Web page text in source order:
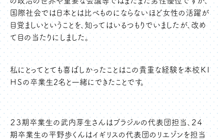
国際社会では日本とは比べものにならないほど女性の活躍が
目覚ましいということを、知ってはいるつもりでいましたが、改め
て目の当たりにしました。
私にとってとても喜ばしかったことはこの貴重な経験を本校ＫＩ
ＨＳの卒業生2名と一緒にできたことです。
２３期卒業生の武内芽生さんはブラジルの代表団担当、２４
期卒業生の平野歩くんはイギリスの代表団のリエゾンを担当